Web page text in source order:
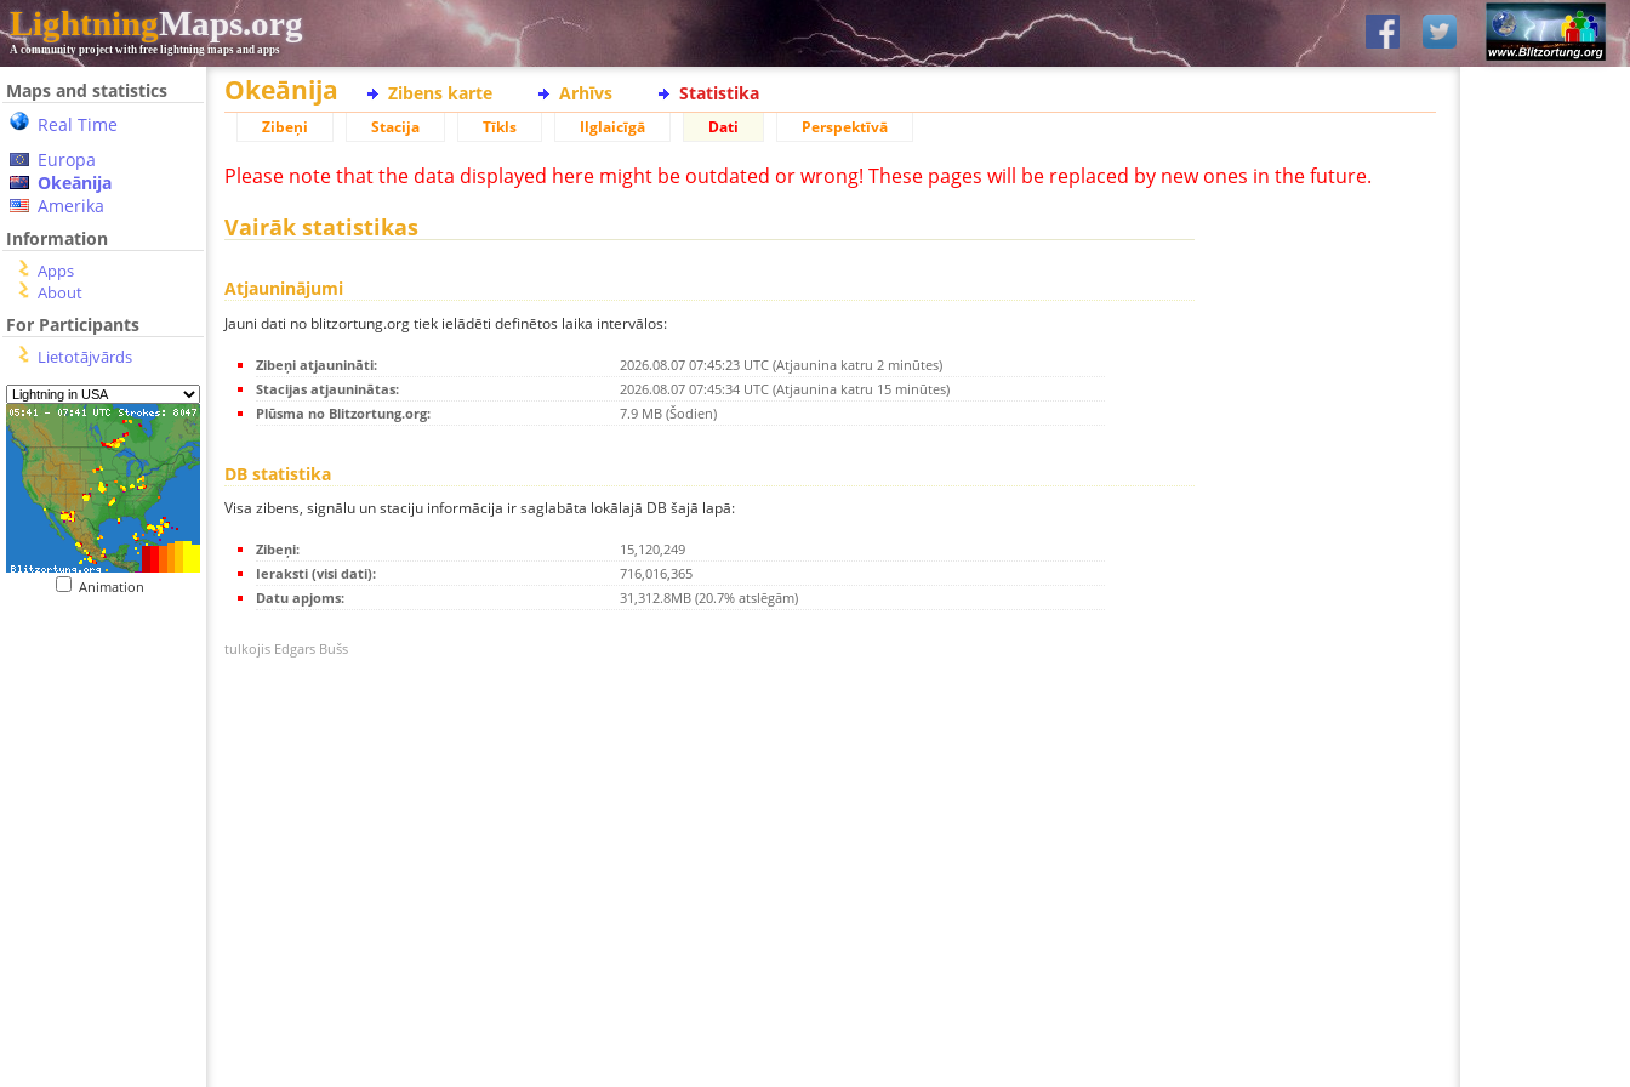
LightningMaps.org
A community project with free lightning maps and apps
Maps and statistics
Real Time
Europa
Okeānija
Amerika
Information
Apps
About
For Participants
Lietotājvārds
Animation
Okeānija Zibens karte Arhīvs Statistika
Zibeņi Stacija Tīkls Ilglaicīgā Dati Perspektīvā
Please note that the data displayed here might be outdated or wrong! These pages will be replaced by new ones in the future.
Vairāk statistikas
Atjauninājumi
Jauni dati no blitzortung.org tiek ielādēti definētos laika intervālos:
Zibeņi atjaunināti:
2026.08.07 07:45:23 UTC (Atjaunina katru 2 minūtes)
Stacijas atjauninātas:
2026.08.07 07:45:34 UTC (Atjaunina katru 15 minūtes)
Plūsma no Blitzortung.org:
7.9 MB (Šodien)
DB statistika
Visa zibens, signālu un staciju informācija ir saglabāta lokālajā DB šajā lapā:
Zibeņi:
15,120,249
Ieraksti (visi dati):
716,016,365
Datu apjoms:
31,312.8MB (20.7% atslēgām)
tulkojis Edgars Bušs